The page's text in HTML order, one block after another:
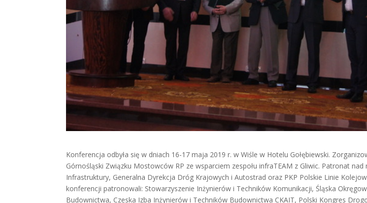
Konferencja odbyła się w dniach 16-17 maja 2019 r. w Wiśle w Hotelu Gołębiewski.
Górnośląski Związku Mostowców RP ze wsparciem zespołu infraTEAM z Gliwic. Patronat nad
Infrastruktury, Generalna Dyrekcja Dróg Krajowych i Autostrad oraz PKP Polskie Linie
konferencji patronowali: Stowarzyszenie Inżynierów i Techników Komunikacji, Śląska
Budownictwa, Czeska Izba Inżynierów i Techników Budownictwa CKAIT, Polski Kongres